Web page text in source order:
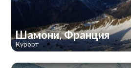
Шамони, Франция
Курорт